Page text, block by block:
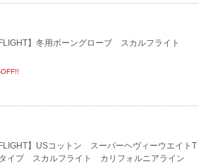
FLIGHT】冬用ボーングローブ スカルフライト
FLIGHT】USコットン スーパーヘヴィーウエイトT
イプ スカルフライト カリフォルニアライン